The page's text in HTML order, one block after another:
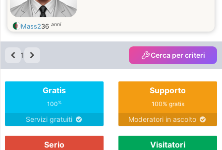
Mass236 anni
1 Cerca per criteri
Gratis
100%
Servizi gratuiti
Supporto
100% gratis
Moderatori in ascolto
Serio Visitatori